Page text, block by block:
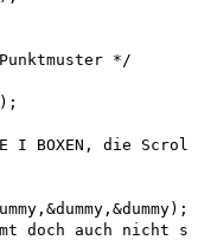
*/
I BOXEN, die
doch auch nicht